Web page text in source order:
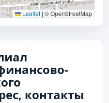
Leaflet | © OpenStreetMap
контакты